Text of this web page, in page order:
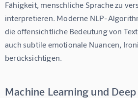
Fähigkeit, menschliche Sprache zu
interpretieren. Moderne NLP-
die offensichtliche Bedeutung von
auch subtile emotionale Nuancen,
berücksichtigen.
Machine Learning und